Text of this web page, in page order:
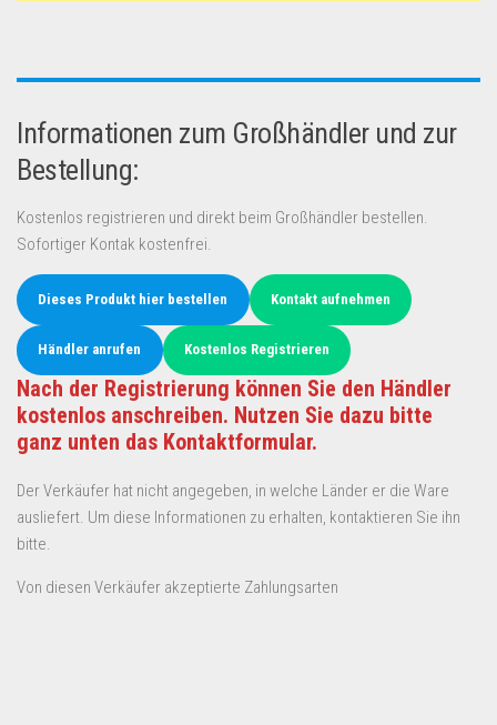
Informationen zum Großhändler und zur
Bestellung:
Kostenlos registrieren und direkt beim Großhändler bestellen.
Sofortiger Kontak kostenfrei.
Dieses Produkt hier bestellen Kontakt aufnehmen
Händler anrufen Kostenlos Registrieren
Nach der Registrierung können Sie den Händler
kostenlos anschreiben. Nutzen Sie dazu bitte
ganz unten das Kontaktformular.
Der Verkäufer hat nicht angegeben, in welche Länder er die Ware
ausliefert. Um diese Informationen zu erhalten, kontaktieren Sie ihn
bitte.
Von diesen Verkäufer akzeptierte Zahlungsarten